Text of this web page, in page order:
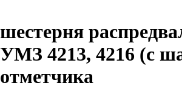
шестерня
УМЗ 4213, 4216 (с
отметчика